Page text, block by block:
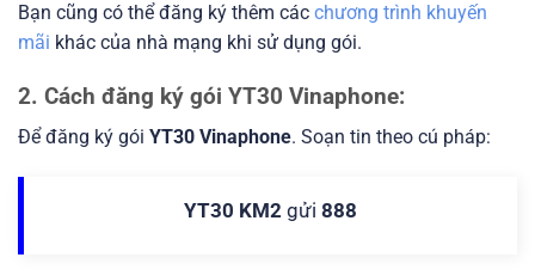
Bạn cũng có thể đăng ký thêm các chương trình khuyến
mãi khác của nhà mạng khi sử dụng gói.
2. Cách đăng ký gói YT30 Vinaphone:
Để đăng ký gói YT30 Vinaphone. Soạn tin theo cú pháp:
YT30 KM2 gửi 888